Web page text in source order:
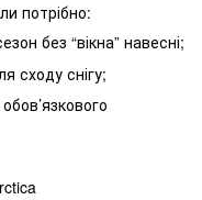
потрібно:
без “вікна” навесні;
сходу снігу;